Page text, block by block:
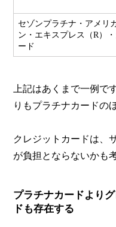
セゾンプラチナ・アメリ
ン・エキスプレス
（R）
ード
上記はあくまで一例で
りもプラチナカードの
クレジットカードは、
が負担とならないかも
プラチナカードより
ドも存在する